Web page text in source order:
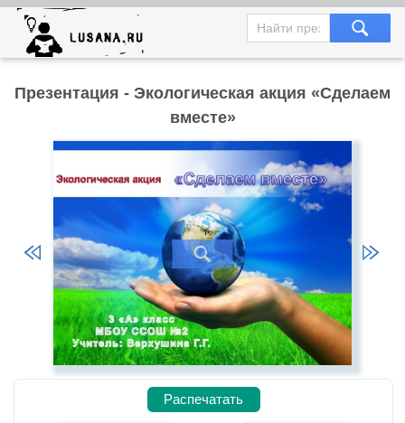
Презентация - Экологическая акция «Сделаем
вместе»
Распечатать